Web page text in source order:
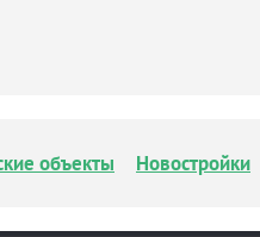
объекты Новостройки